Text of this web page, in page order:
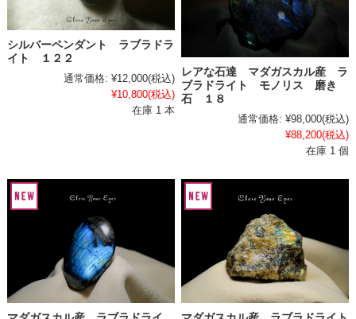
シルバーペンダント ラブラドラ
イト １２２
通常価格: ¥12,000(税込)
¥10,800(税込)
在庫 1 本
レアな石達 マダガスカル産 ラ
ブラドライト モノリス 磨き
石 １８
通常価格: ¥98,000(税込)
¥88,200(税込)
在庫 1 個